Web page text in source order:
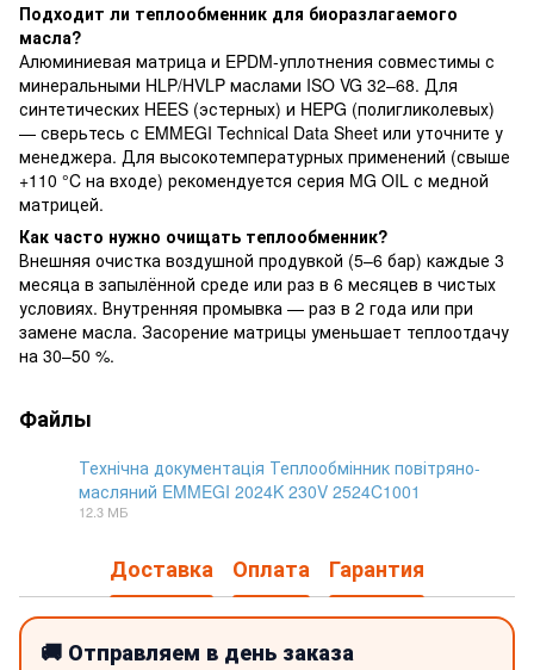
Подходит ли теплообменник для биоразлагаемого
масла?
Алюминиевая матрица и EPDM-уплотнения совместимы с
минеральными HLP/HVLP маслами ISO VG 32–68. Для
синтетических HEES (эстерных) и HEPG (полигликолевых)
— сверьтесь с EMMEGI Technical Data Sheet или уточните у
менеджера. Для высокотемпературных применений (свыше
+110 °C на входе) рекомендуется серия MG OIL с медной
матрицей.
Как часто нужно очищать теплообменник?
Внешняя очистка воздушной продувкой (5–6 бар) каждые 3
месяца в запылённой среде или раз в 6 месяцев в чистых
условиях. Внутренняя промывка — раз в 2 года или при
замене масла. Засорение матрицы уменьшает теплоотдачу
на 30–50 %.
Файлы
Технічна документація Теплообмінник повітряно-
масляний EMMEGI 2024K 230V 2524C1001
12.3 МБ
Доставка Оплата Гарантия
🚚 Отправляем в день заказа